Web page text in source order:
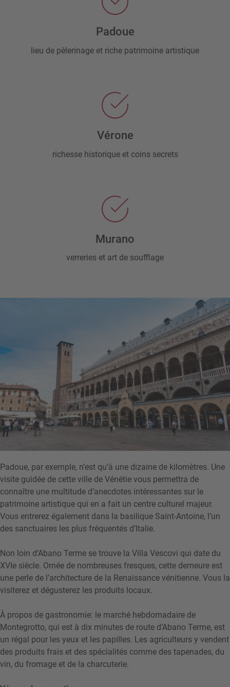
Padoue
lieu de pèlerinage et riche patrimoine artistique
Vérone
richesse historique et coins secrets
Murano
verreries et art de soufflage
Padoue, par exemple, n’est qu’à une dizaine de kilomètres. Une
visite guidée de cette ville de Vénétie vous permettra de
connaître une multitude d’anecdotes intéressantes sur le
patrimoine artistique qui en a fait un centre culturel majeur.
Vous entrerez également dans la basilique Saint-Antoine, l’un
des sanctuaires les plus fréquentés d’Italie.
Non loin d’Abano Terme se trouve la Villa Vescovi qui date du
XVIe siècle. Ornée de nombreuses fresques, cette demeure est
une perle de l’architecture de la Renaissance vénitienne. Vous la
visiterez et dégusterez les produits locaux.
À propos de gastronomie: le marché hebdomadaire de
Montegrotto, qui est à dix minutes de route d’Abano Terme, est
un régal pour les yeux et les papilles. Les agriculteurs y vendent
des produits frais et des spécialités comme des tapenades, du
vin, du fromage et de la charcuterie.